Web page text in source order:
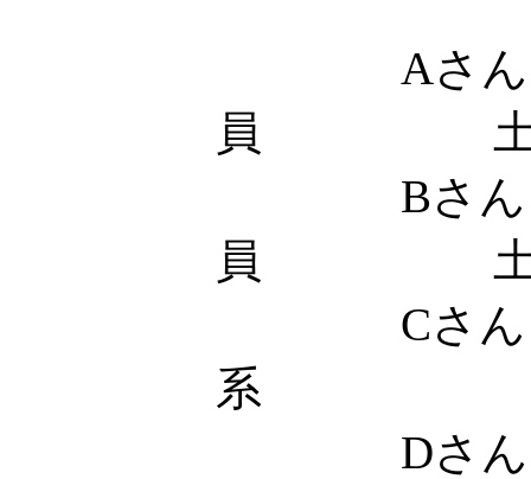
Aさん
員 土
Bさん
員
Cさん
系 土
Dさん